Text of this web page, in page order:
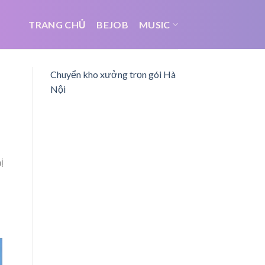
TRANG CHỦ BEJOB MUSIC
Chuyển kho xưởng trọn gói Hà
Nội